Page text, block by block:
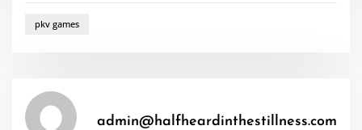
pkv games
admin@halfheardinthestillness.com